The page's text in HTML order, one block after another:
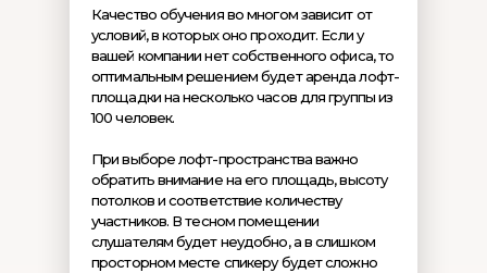
Качество обучения во многом зависит от
условий, в которых оно проходит. Если у
вашей компании нет собственного офиса, то
оптимальным решением будет аренда лофт-
площадки на несколько часов для группы из
100 человек.
При выборе лофт-пространства важно
обратить внимание на его площадь, высоту
потолков и соответствие количеству
участников. В тесном помещении
слушателям будет неудобно, а в слишком
просторном месте спикеру будет сложно